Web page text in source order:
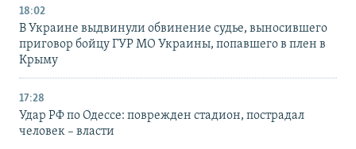
18:02
В Украине выдвинули обвинение судье, выносившего
приговор бойцу ГУР МО Украины, попавшего в плен в
Крыму
17:28
Удар РФ по Одессе: поврежден стадион, пострадал
человек – власти